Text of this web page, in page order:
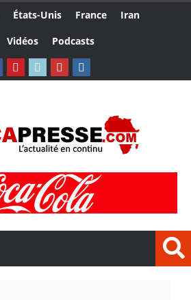
États-Unis France
Iran
Vidéos Podcasts